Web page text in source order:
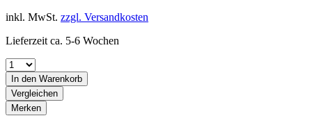
inkl. MwSt. zzgl. Versandkosten
Lieferzeit ca. 5-6 Wochen
In den Warenkorb
Vergleichen
Merken